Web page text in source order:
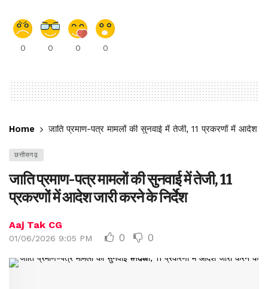
0 0 0 0
Home जाति प्रमाण-पत्र मामलों की सुनवाई में तेजी, 11 प्रकरणों में आदेश
छत्तीसगढ़
जाति प्रमाण-पत्र मामलों की सुनवाई में तेजी, 11
प्रकरणों में आदेश जारी करने के निर्देश
Aaj Tak CG
01/06/2026 9:05 PM 0 0